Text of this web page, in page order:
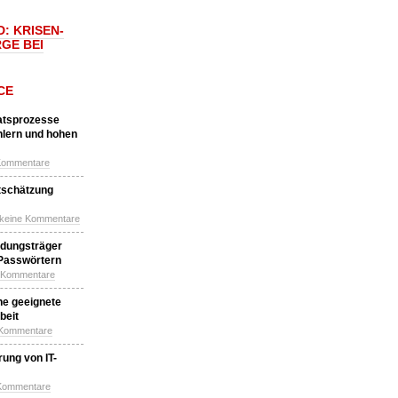
KRISEN-
BEI
und hohen
Kommentare
geeignete
von IT-